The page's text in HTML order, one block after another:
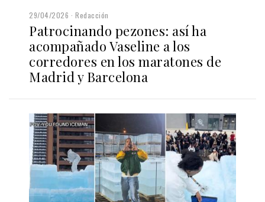
29/04/2026 Redacción
Patrocinando pezones: así ha
acompañado Vaseline a los
corredores en los maratones de
Madrid y Barcelona